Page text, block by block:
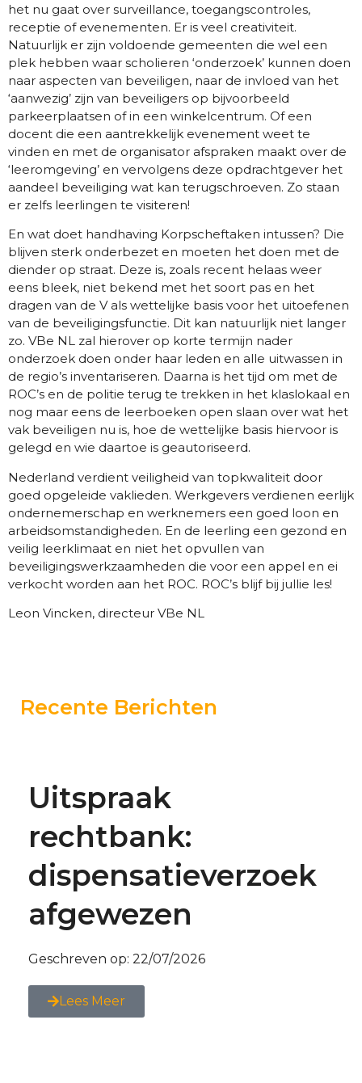
het nu gaat over surveillance, toegangscontroles,
receptie of evenementen. Er is veel creativiteit.
Natuurlijk er zijn voldoende gemeenten die wel een
plek hebben waar scholieren ‘onderzoek’ kunnen doen
naar aspecten van beveiligen, naar de invloed van het
‘aanwezig’ zijn van beveiligers op bijvoorbeeld
parkeerplaatsen of in een winkelcentrum. Of een
docent die een aantrekkelijk evenement weet te
vinden en met de organisator afspraken maakt over de
‘leeromgeving’ en vervolgens deze opdrachtgever het
aandeel beveiliging wat kan terugschroeven. Zo staan
er zelfs leerlingen te visiteren!
En wat doet handhaving Korpscheftaken intussen? Die
blijven sterk onderbezet en moeten het doen met de
diender op straat. Deze is, zoals recent helaas weer
eens bleek, niet bekend met het soort pas en het
dragen van de V als wettelijke basis voor het uitoefenen
van de beveiligingsfunctie. Dit kan natuurlijk niet langer
zo. VBe NL zal hierover op korte termijn nader
onderzoek doen onder haar leden en alle uitwassen in
de regio’s inventariseren. Daarna is het tijd om met de
ROC’s en de politie terug te trekken in het klaslokaal en
nog maar eens de leerboeken open slaan over wat het
vak beveiligen nu is, hoe de wettelijke basis hiervoor is
gelegd en wie daartoe is geautoriseerd.
Nederland verdient veiligheid van topkwaliteit door
goed opgeleide vaklieden. Werkgevers verdienen eerlijk
ondernemerschap en werknemers een goed loon en
arbeidsomstandigheden. En de leerling een gezond en
veilig leerklimaat en niet het opvullen van
beveiligingswerkzaamheden die voor een appel en ei
verkocht worden aan het ROC. ROC’s blijf bij jullie les!
Leon Vincken, directeur VBe NL
Recente Berichten
Uitspraak
rechtbank:
dispensatieverzoek
afgewezen
Geschreven op: 22/07/2026
Lees Meer